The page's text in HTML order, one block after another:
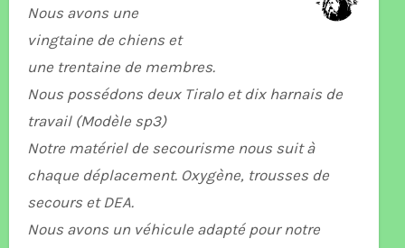
Nous avons une
vingtaine de chiens et
une trentaine de membres.
Nous possédons deux Tiralo et dix harnais de
travail (Modèle sp3)
Notre matériel de secourisme nous suit à
chaque déplacement. Oxygène, trousses de
secours et DEA.
Nous avons un véhicule adapté pour notre